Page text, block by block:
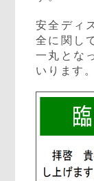
安全ディ
全に関し
一丸とな
いります。